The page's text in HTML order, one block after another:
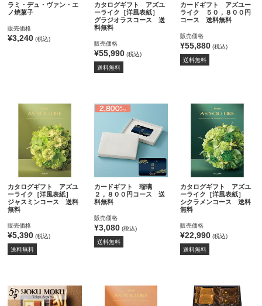
ラミ・デュ・ヴァン・エ
ノ焼菓子
販売価格
¥3,240 (税込)
カタログギフト アズユ
ーライク［洋風表紙］
グラジオラスコース 送
料無料
販売価格
¥55,990(税込)
送料無料
カードギフト アズユー
ライク ５０，８００円
コース 送料無料
販売価格
¥55,880 (税込)
送料無料
カタログギフト アズユ
ーライク［洋風表紙］
ジャスミンコース 送料
無料
販売価格
¥5,390 (税込)
送料無料
カードギフト 瑠璃
２，８００円コース 送
料無料
販売価格
¥3,080(税込)
送料無料
カタログギフト アズユ
ーライク［洋風表紙］
シクラメンコース 送料
無料
販売価格
¥22,990 (税込)
送料無料